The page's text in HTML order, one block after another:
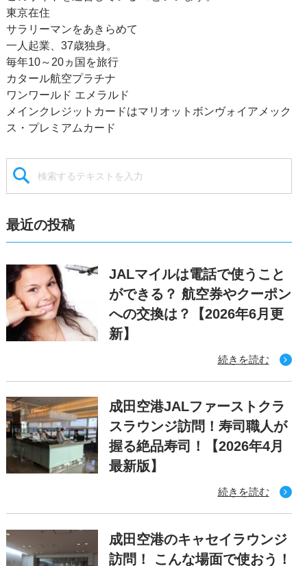
東京在住
サラリーマンをあきらめて
一人起業、37歳独身。
毎年10～20ヵ国を旅行
カタール航空プラチナ
ワンワールド エメラルド
メインクレジットカードはマリオットボンヴォイアメック
ス・プレミアムカード
最近の投稿
JALマイルは電話で使うこと
ができる？ 航空券やクーポン
への交換は？【2026年6月更
新】
続きを読む
成田空港JALファーストクラ
スラウンジ訪問！寿司職人が
握る絶品寿司！【2026年4月
最新版】
続きを読む
成田空港のキャセイラウンジ
訪問！ こんな場面で使おう！